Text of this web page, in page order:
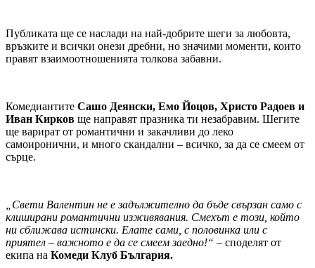
Публиката ще се наслади на най-добрите шеги за любовта,
връзките и всички онези дребни, но значими моменти, които
правят взаимоотношенията толкова забавни.
Комедиантите Сашо Деянски, Емо Йоцов, Христо Радоев и
Иван Кирков ще направят празника ти незабравим. Шегите
ще варират от романтични и закачливи до леко
самоиронични, и много скандални – всичко, за да се смеем от
сърце.
„Свети Валентин не е задължително да бъде свързан само с
клиширани романтични изживявания. Смехът е този, който
ни сближава истински. Елате сами, с половинка или с
приятел – важното е да се смеем заедно!“ – споделят от
екипа на Комеди Клуб България.